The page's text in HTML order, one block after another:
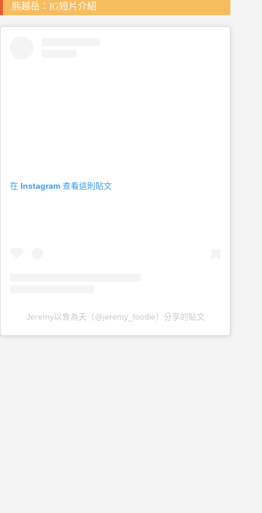
熊越岳：IG短片介紹
在 Instagram 查看這則貼文
Jeremy以食為天（@jeremy_foodie）分享的貼文